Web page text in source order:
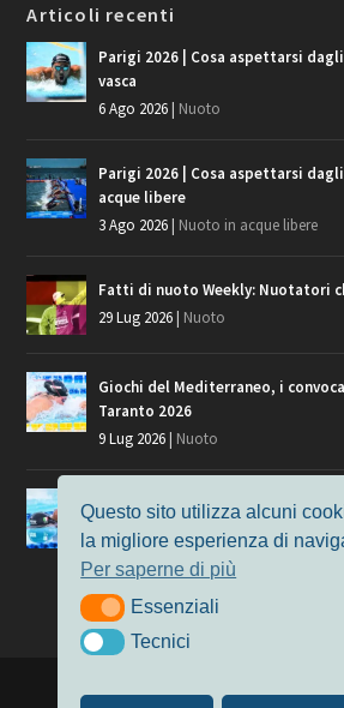
Articoli recenti
Parigi 2026 | Cosa aspettarsi
vasca
6 Ago 2026| Nuoto
Parigi 2026 | Cosa aspettarsi
acque libere
3 Ago 2026| Nuoto in acque libere
Fatti di nuoto Weekly: Nuotatori
29 Lug 2026| Nuoto
Giochi del Mediterraneo, i
Taranto 2026
9 Lug 2026| Nuoto
Europei di Nuoto Parigi 2026: fra
7 Lug 2026
Nuoto
|
Questo sito utilizza alcuni
la migliore esperienza di
Per saperne di più
EssenzialiEssenziali
TecniciTecnici